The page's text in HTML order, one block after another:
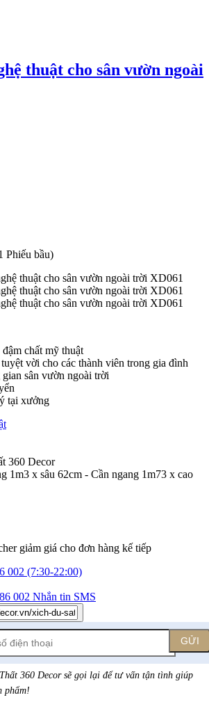
thuật cho sân vườn ngoài
Phiếu bầu)
chất mỹ thuật
vời cho các thành viên trong gia đình
sân vườn ngoài trời
tại xưởng
360 Decor
1m3 x sâu 62cm - Cần ngang 1m73 x cao
giảm giá cho đơn hàng kế tiếp
002 (7:30-22:00)
002 Nhắn tin SMS
GỬI
360 Decor sẽ gọi lại để tư vấn tận tình giúp
phẩm!